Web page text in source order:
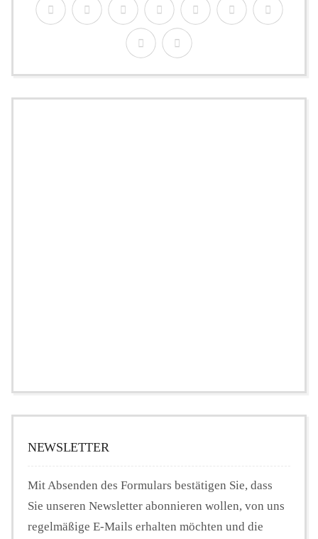
NEWSLETTER
Mit Absenden des Formulars bestätigen Sie, dass
Sie unseren Newsletter abonnieren wollen, von uns
regelmäßige E-Mails erhalten möchten und die